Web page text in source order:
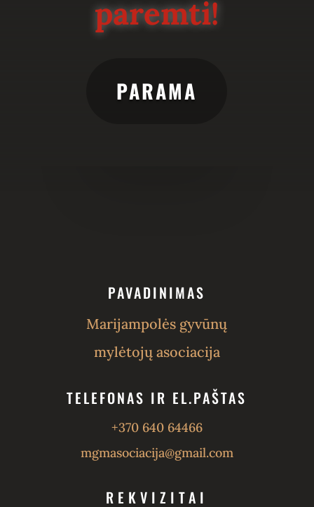
paremti!
PARAMA
PAVADINIMAS
Marijampolės gyvūnų
mylėtojų asociacija
TELEFONAS IR EL.PAŠTAS
+370 640 64466
mgmasociacija@gmail.com
REKVIZITAI